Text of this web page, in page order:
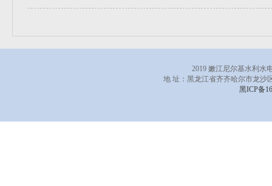
2019 嫩江尼尔基水利水
地 址：黑龙江省齐齐哈尔市龙
黑ICP备